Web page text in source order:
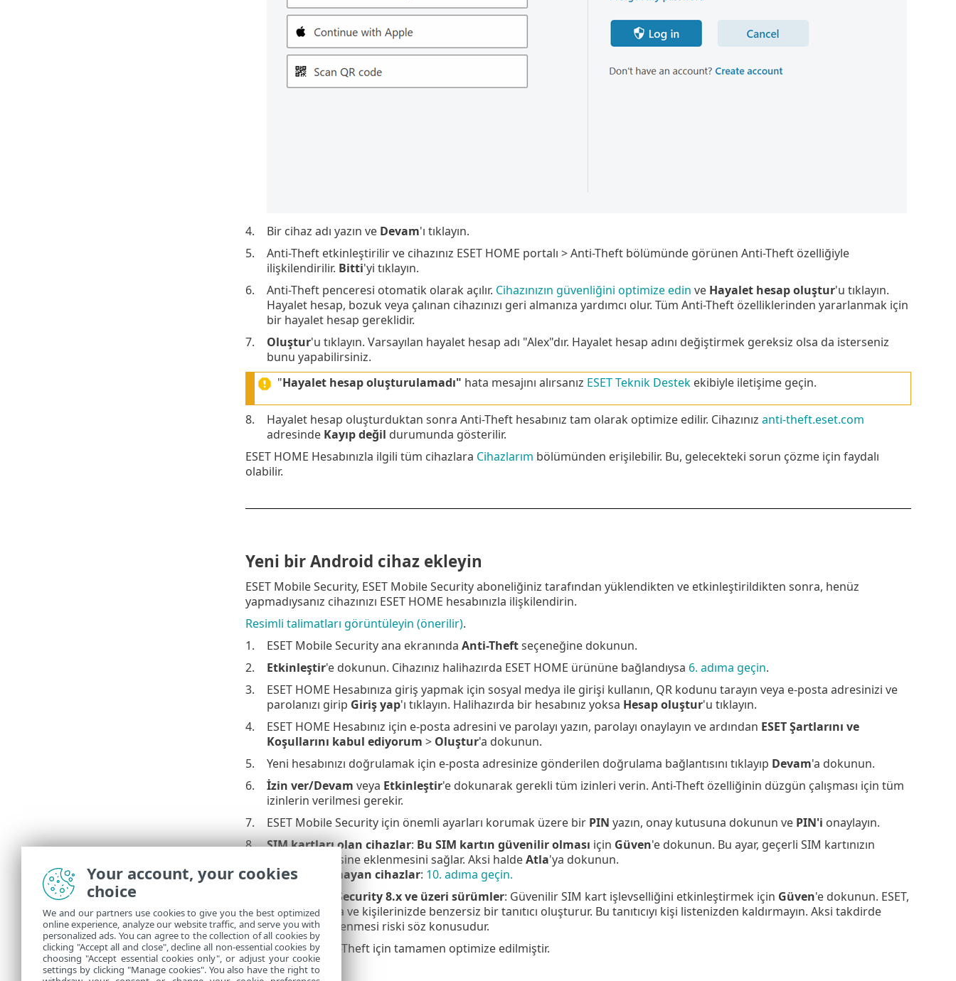
4. Bir cihaz adı yazın ve Devam'ı tıklayın.
5.
Anti-Theft etkinleştirilir ve cihazınız ESET HOME portalı > Anti-Theft bölümünde görünen Anti-Theft özelliğiyle
ilişkilendirilir. Bitti'yi tıklayın.
6.
Anti-Theft penceresi otomatik olarak açılır. Cihazınızın güvenliğini optimize edin ve Hayalet hesap oluştur'u tıklayın.
Hayalet hesap, bozuk veya çalınan cihazınızı geri almanıza yardımcı olur. Tüm Anti-Theft özelliklerinden yararlanmak için
bir hayalet hesap gereklidir.
7.
Oluştur'u tıklayın. Varsayılan hayalet hesap adı "Alex"dır. Hayalet hesap adını değiştirmek gereksiz olsa da isterseniz
bunu yapabilirsiniz.
"Hayalet hesap oluşturulamadı" hata mesajını alırsanız ESET Teknik Destekekibiyle iletişime geçin.
8. Hayalet hesap oluşturduktan sonra Anti-Theft hesabınız tam olarak optimize edilir. Cihazınız anti-theft.eset.com
adresinde Kayıp değil durumunda gösterilir.
ESET HOME Hesabınızla ilgili tüm cihazlara Cihazlarım bölümünden erişilebilir. Bu, gelecekteki sorun çözme için faydalı
olabilir.
Yeni bir Android cihaz ekleyin
ESET Mobile Security, ESET Mobile Security aboneliğiniz tarafından yüklendikten ve etkinleştirildikten sonra, henüz
yapmadıysanız cihazınızı ESET HOME hesabınızla ilişkilendirin.
Resimli talimatları görüntüleyin (önerilir).
1.
ESET Mobile Security ana ekranında Anti-Theftseçeneğine dokunun.
2.
Etkinleştir'e dokunun. Cihazınız halihazırda ESET HOME ürününe bağlandıysa 6. adıma geçin.
3.
ESET HOME Hesabınıza giriş yapmak için sosyal medya ile girişi kullanın, QR kodunu tarayın veya e-posta adresinizi ve
parolanızı girip Giriş yap'ı tıklayın. Halihazırda bir hesabınız yoksa Hesap oluştur'u tıklayın.
4.
ESET HOME Hesabınız için e-posta adresini ve parolayı yazın, parolayı onaylayın ve ardından ESET Şartlarını ve
Koşullarını kabul ediyorum > Oluştur'a dokunun.
5.
Yeni hesabınızı doğrulamak için e-posta adresinize gönderilen doğrulama bağlantısını tıklayıp Devam'a dokunun.
6.
İzin ver/Devam veya Etkinleştir'e dokunarak gerekli tüm izinleri verin. Anti-Theft özelliğinin düzgün çalışması için tüm
izinlerin verilmesi gerekir.
7.
ESET Mobile Security için önemli ayarları korumak üzere bir PIN yazın, onay kutusuna dokunun ve PIN'i onaylayın.
8.
SIM kartları olan cihazlar: Bu SIM kartın güvenilir olması için Güven'e dokunun. Bu ayar, geçerli SIM kartınızın
güvenilir listesine eklenmesini sağlar. Aksi haldeAtla'ya dokunun.
SIM kartı olmayan cihazlar: 10. adıma geçin.
ESET Mobile Security 8.x ve üzeri sürümler: Güvenilir SIM kart işlevselliğini etkinleştirmek için Güven'e dokunun. ESET,
SIM kartınızda ve kişilerinizde benzersiz bir tanıtıcı oluşturur. Bu tanıtıcıyı kişi listenizden kaldırmayın. Aksi takdirde
cihazın engellenmesi riski söz konusudur.
10. Bu cihaz, Anti-Theft için tamamen optimize edilmiştir.
Your account, your cookies
choice
We and our partners use cookies to give you the best optimized
online experience, analyze our website traffic, and serve you with
personalized ads. You can agree to the collection of all cookies by
clicking "Accept all and close", decline all non-essential cookies by
choosing "Accept essential cookies only", or adjust your cookie
settings by clicking "Manage cookies". You also have the right to